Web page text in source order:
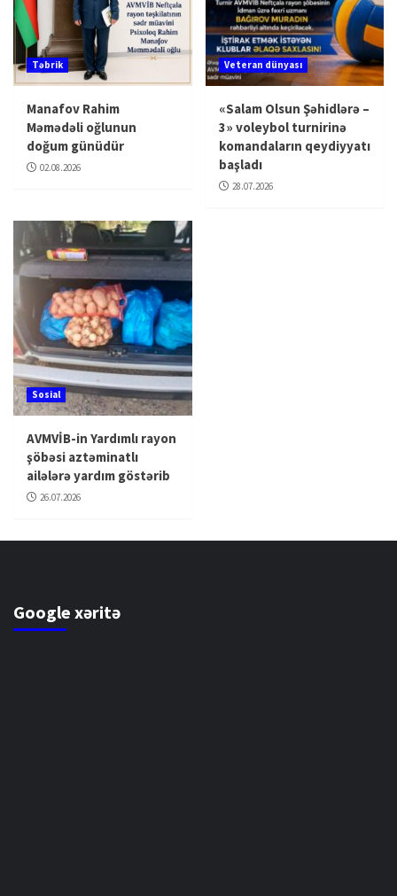
Təbrik
Manafov Rahim
Məmədəli oğlunun
doğum günüdür
02.08.2026
Veteran dünyası
«Salam Olsun Şəhidlərə –
3» voleybol turnirinə
komandaların qeydiyyatı
başladı
28.07.2026
Sosial
AVMVİB-in Yardımlı rayon
şöbəsi aztəminatlı
ailələrə yardım göstərib
26.07.2026
Google xəritə